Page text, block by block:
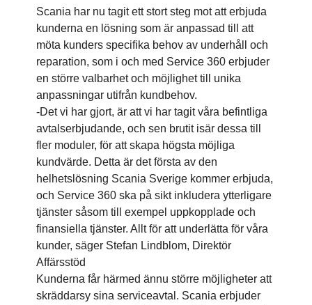
Scania har nu tagit ett stort steg mot att erbjuda
kunderna en lösning som är anpassad till att
möta kunders specifika behov av underhåll och
reparation, som i och med Service 360 erbjuder
en större valbarhet och möjlighet till unika
anpassningar utifrån kundbehov.
-Det vi har gjort, är att vi har tagit våra befintliga
avtalserbjudande, och sen brutit isär dessa till
fler moduler, för att skapa högsta möjliga
kundvärde. Detta är det första av den
helhetslösning Scania Sverige kommer erbjuda,
och Service 360 ska på sikt inkludera ytterligare
tjänster såsom till exempel uppkopplade och
finansiella tjänster. Allt för att underlätta för våra
kunder, säger Stefan Lindblom, Direktör
Affärsstöd
Kunderna får härmed ännu större möjligheter att
skräddarsy sina serviceavtal. Scania erbjuder